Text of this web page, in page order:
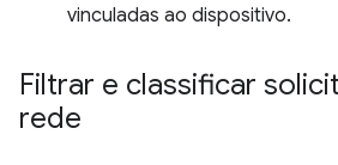
vinculadas ao dispositivo.
Filtrar e classificar
rede